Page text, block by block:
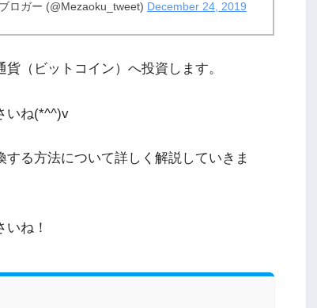
ロガー (@Mezaoku_tweet) December 24, 2019
（ビットコイン）へ投資します。
いね(*^^)v
る方法について詳しく解説していきま
ね！